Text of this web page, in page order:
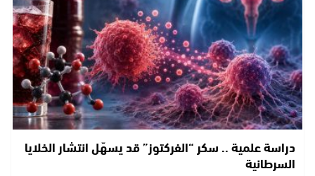
دراسة علمية .. سكر “الفركتوز” قد يسهّل انتشار الخلايا
السرطانية